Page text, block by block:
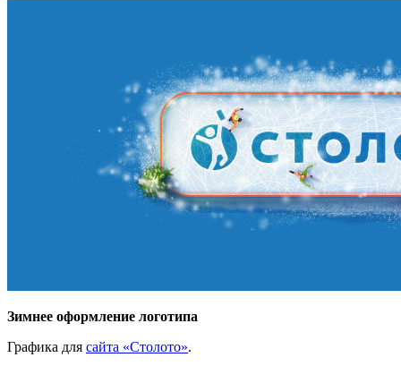
Зимнее оформление логотипа
Графика для сайта «Столото».